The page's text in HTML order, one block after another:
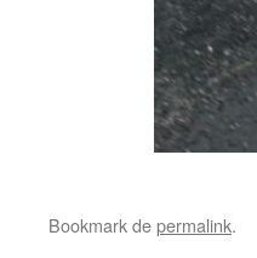
Bookmark depermalink.